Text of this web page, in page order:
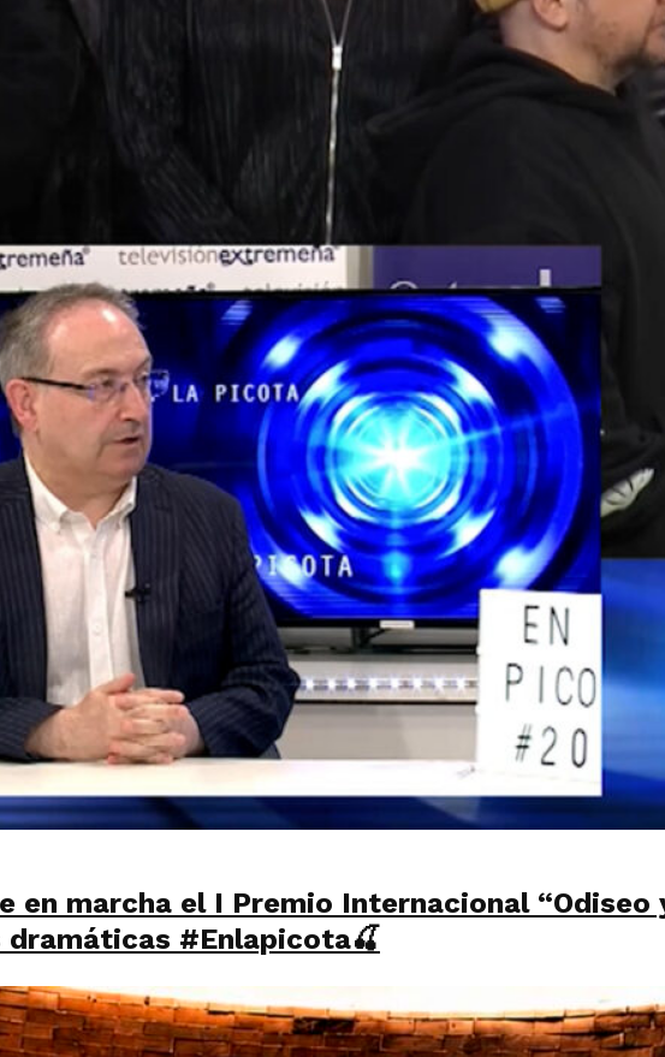
en marcha el I Premio Internacional “Odiseo
#Enlapicota🍒